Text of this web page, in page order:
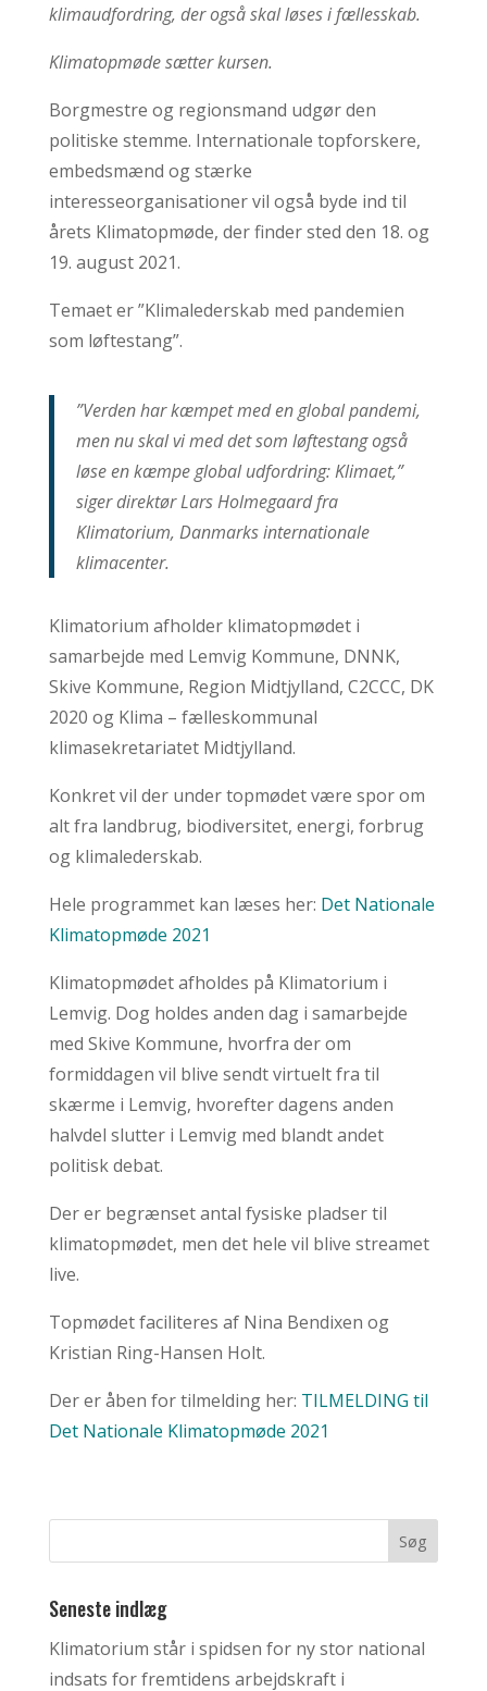
klimaudfordring, der også skal løses i fællesskab.
Klimatopmøde sætter kursen.
Borgmestre og regionsmand udgør den
politiske stemme. Internationale topforskere,
embedsmænd og stærke
interesseorganisationer vil også byde ind til
årets Klimatopmøde, der finder sted den 18. og
19. august 2021.
Temaet er ”Klimalederskab med pandemien
som løftestang”.
”Verden har kæmpet med en global pandemi,
men nu skal vi med det som løftestang også
løse en kæmpe global udfordring: Klimaet,”
siger direktør Lars Holmegaard fra
Klimatorium, Danmarks internationale
klimacenter.
Klimatorium afholder klimatopmødet i
samarbejde med Lemvig Kommune, DNNK,
Skive Kommune, Region Midtjylland, C2CCC, DK
2020 og Klima – fælleskommunal
klimasekretariatet Midtjylland.
Konkret vil der under topmødet være spor om
alt fra landbrug, biodiversitet, energi, forbrug
og klimalederskab.
Hele programmet kan læses her: Det Nationale
Klimatopmøde 2021
Klimatopmødet afholdes på Klimatorium i
Lemvig. Dog holdes anden dag i samarbejde
med Skive Kommune, hvorfra der om
formiddagen vil blive sendt virtuelt fra til
skærme i Lemvig, hvorefter dagens anden
halvdel slutter i Lemvig med blandt andet
politisk debat.
Der er begrænset antal fysiske pladser til
klimatopmødet, men det hele vil blive streamet
live.
Topmødet faciliteres af Nina Bendixen og
Kristian Ring-Hansen Holt.
Der er åben for tilmelding her: TILMELDING til
Det Nationale Klimatopmøde 2021
Seneste indlæg
Klimatorium står i spidsen for ny stor national
indsats for fremtidens arbejdskraft i